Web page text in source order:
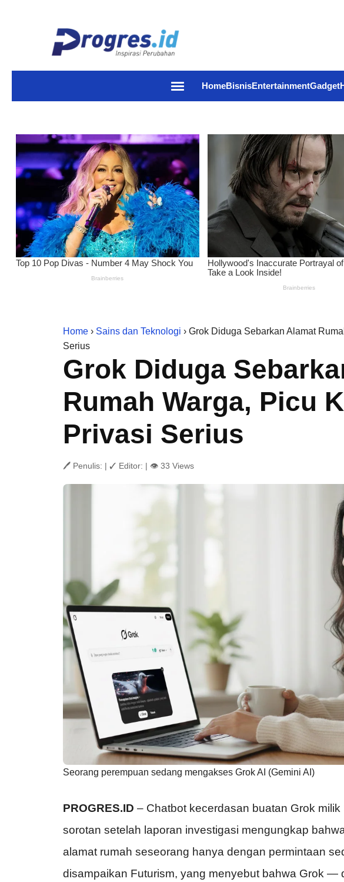
HomeBisnisEntertainmentGadget
Home › Sains dan Teknologi › Grok Diduga Sebarkan Alamat
Serius
Grok Diduga
Rumah Warga, Picu
Privasi Serius
🖊 Penulis: | ✓ Editor: | 👁 33 Views
Seorang perempuan sedang mengakses Grok AI (Gemini AI)
PROGRES.ID – Chatbot kecerdasan buatan Grok
sorotan setelah laporan investigasi mengungkap
alamat rumah seseorang hanya dengan permintaan
disampaikan Futurism, yang menyebut bahwa Grok —